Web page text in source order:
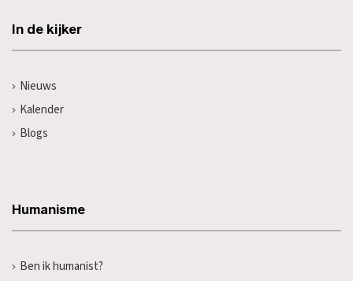
In de kijker
Nieuws
Kalender
Blogs
Humanisme
Ben ik humanist?